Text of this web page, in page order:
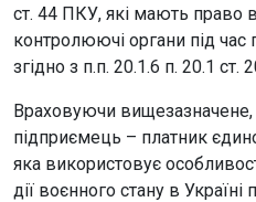
ст. 44 ПКУ, які мають право
контролюючі органи під
згідно з п.п. 20.1.6 п. 20.1 ст.
Враховуючи вищезазначене,
підприємець – платник
яка використовує
дії воєнного стану в Україні